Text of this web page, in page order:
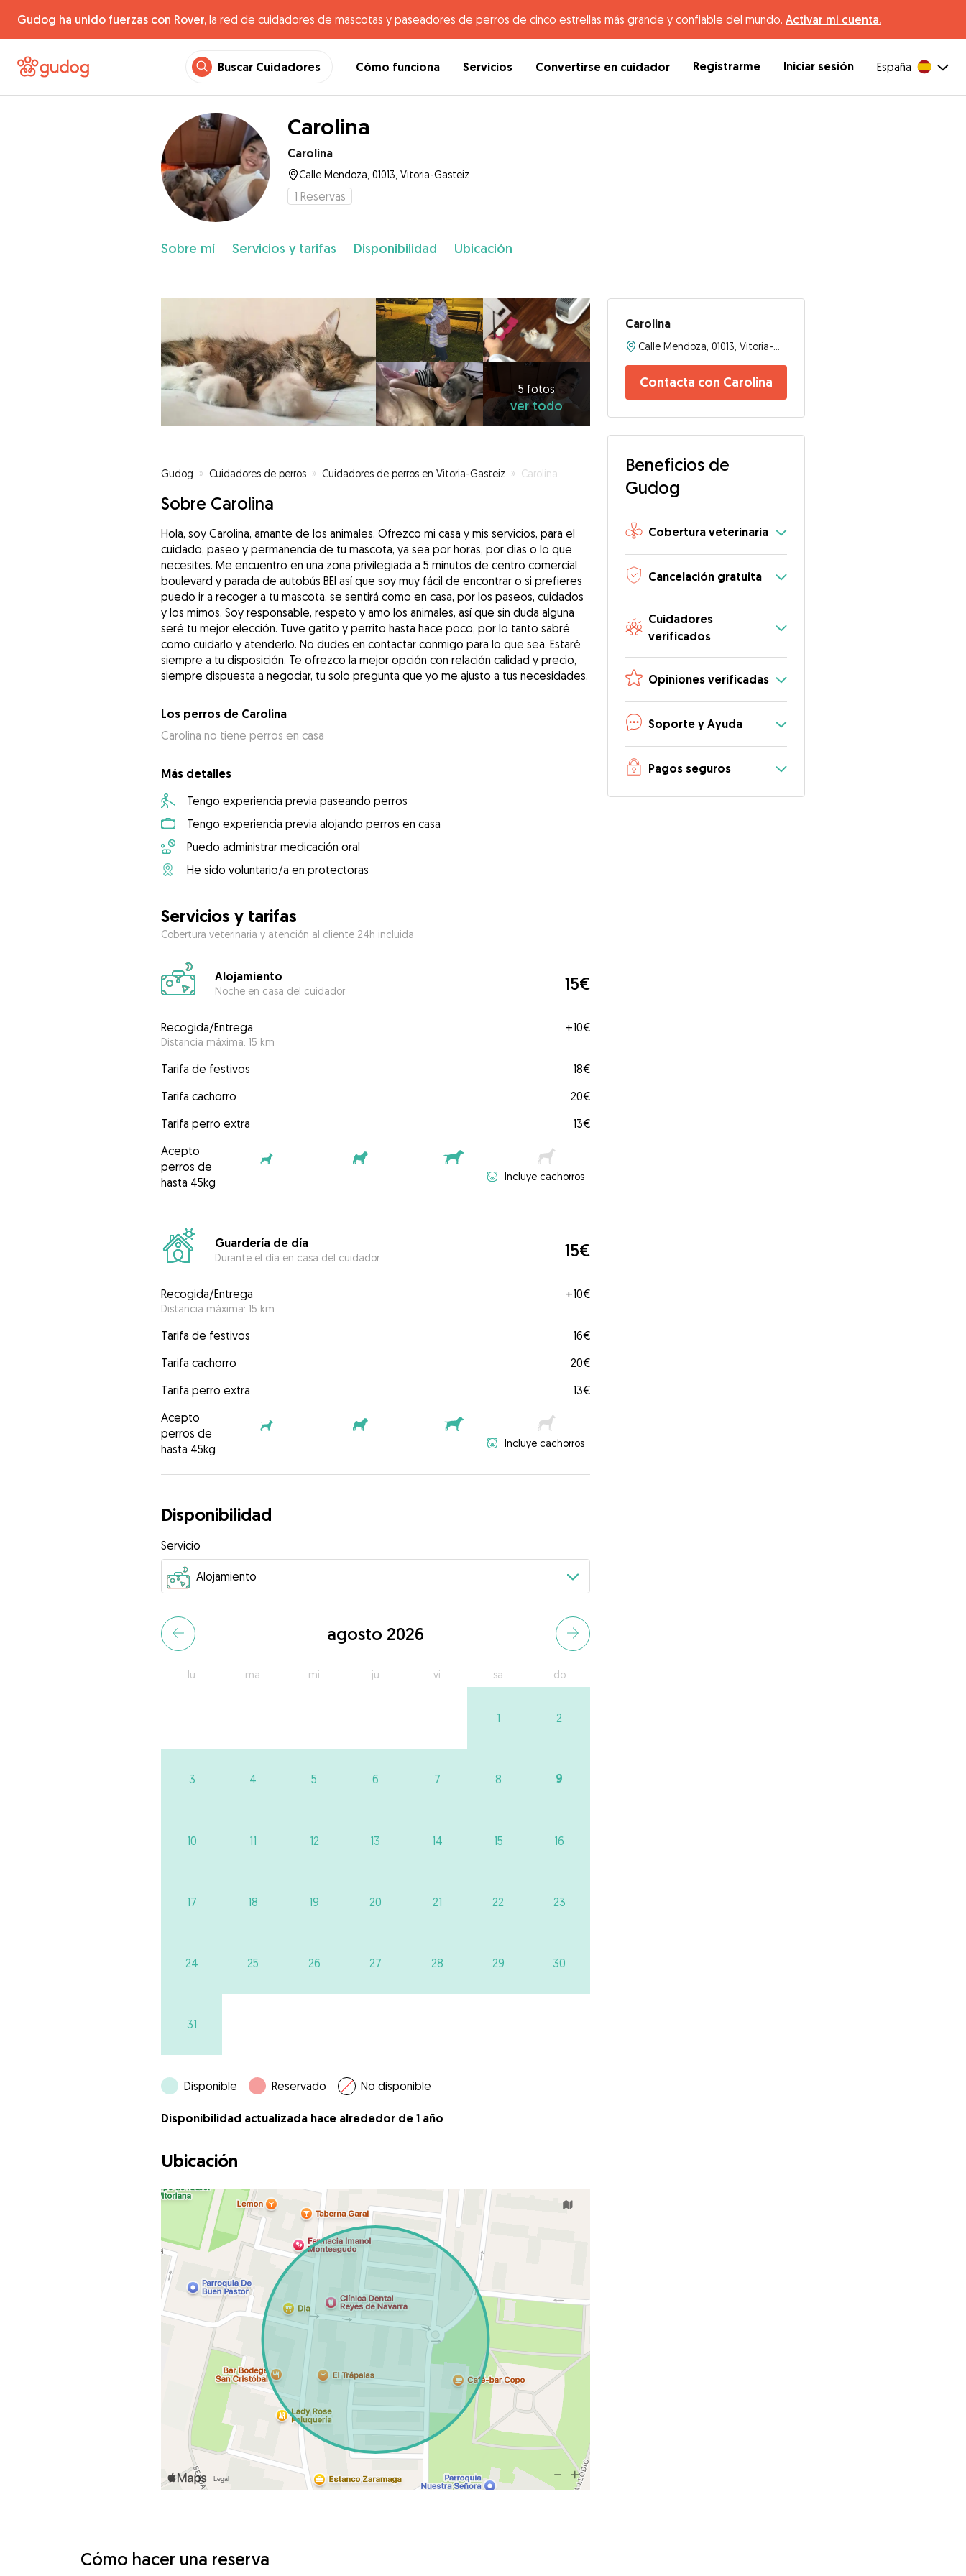
Gudog ha unido fuerzas con Rover, la red de cuidadores de mascotas y paseadores de perros de cinco estrellas más grande y confiable del mundo. Activar mi cuenta.
Buscar Cuidadores Cómo funciona Servicios Convertirse en cuidador Registrarme Iniciar sesión España
Carolina
Carolina
Calle Mendoza, 01013, Vitoria-Gasteiz
1 Reservas
Sobre mí Servicios y tarifas Disponibilidad Ubicación
5 fotos
ver todo
Gudog » Cuidadores de perros » Cuidadores de perros en Vitoria-Gasteiz » Carolina
Sobre Carolina
Hola, soy Carolina, amante de los animales. Ofrezco mi casa y mis servicios, para el
cuidado, paseo y permanencia de tu mascota, ya sea por horas, por dias o lo que
necesites. Me encuentro en una zona privilegiada a 5 minutos de centro comercial
boulevard y parada de autobús BEI así que soy muy fácil de encontrar o si prefieres
puedo ir a recoger a tu mascota. se sentirá como en casa, por los paseos, cuidados
y los mimos. Soy responsable, respeto y amo los animales, así que sin duda alguna
seré tu mejor elección. Tuve gatito y perrito hasta hace poco, por lo tanto sabré
como cuidarlo y atenderlo. No dudes en contactar conmigo para lo que sea. Estaré
siempre a tu disposición. Te ofrezco la mejor opción con relación calidad y precio,
siempre dispuesta a negociar, tu solo pregunta que yo me ajusto a tus necesidades.
Los perros de Carolina
Carolina no tiene perros en casa
Más detalles
Tengo experiencia previa paseando perros
Tengo experiencia previa alojando perros en casa
Puedo administrar medicación oral
He sido voluntario/a en protectoras
Servicios y tarifas
Cobertura veterinaria y atención al cliente 24h incluida
Alojamiento
Noche en casa del cuidador 15€
Recogida/Entrega
Distancia máxima: 15 km
+10€
Tarifa de festivos
18€
Tarifa cachorro
20€
Tarifa perro extra
13€
Acepto
perros de
hasta 45kg
Incluye cachorros
Guardería de día
Durante el día en casa del cuidador 15€
Recogida/Entrega
Distancia máxima: 15 km
+10€
Tarifa de festivos
16€
Tarifa cachorro
20€
Tarifa perro extra
13€
Acepto
perros de
hasta 45kg
Incluye cachorros
Disponibilidad
Servicio
agosto 2026
lu ma mi ju vi sa do
1 2
3 4 5 6 7 8 9
10 11 12 13 14 15 16
17 18 19 20 21 22 23
24 25 26 27 28 29 30
31
Disponible Reservado No disponible
Disponibilidad actualizada hace alrededor de 1 año
Ubicación
Carolina
Contacta con Carolina
Beneficios de
Gudog
Cobertura veterinaria
Cancelación gratuita
Cuidadores
verificados
Opiniones verificadas
Soporte y Ayuda
Pagos seguros
Cómo hacer una reserva